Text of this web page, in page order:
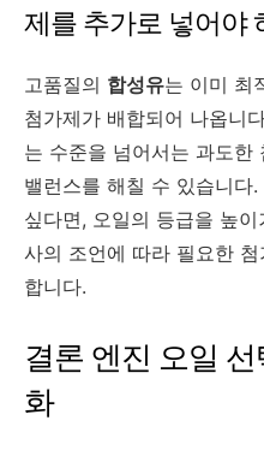
제를 추가로 넣어야
고품질의 합성유는 이미 최
첨가제가 배합되어 나옵니
는 수준을 넘어서는 과도한
밸런스를 해칠 수 있습니다.
싶다면, 오일의 등급을 높
사의 조언에 따라 필요한
합니다.
결론 엔진 오일
화